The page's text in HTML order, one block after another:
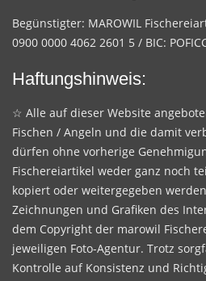
Begünstigter: MAROWIL
0900 0000 4062 2601 5 / BIC:
Haftungshinweis:
☆ Alle auf dieser Website
Fischen / Angeln und die damit
dürfen ohne vorherige
Fischereiartikel weder ganz noch
kopiert oder weitergegeben
Zeichnungen und Grafiken des
dem Copyright der marowil
jeweiligen Foto-Agentur. Trotz
Kontrolle auf Konsistenz und